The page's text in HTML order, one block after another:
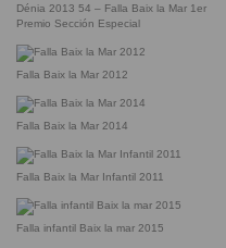
Dénia 2013 54 – Falla Baix la Mar 1er
Premio Sección Especial
Falla Baix la Mar 2012
Falla Baix la Mar 2014
Falla Baix la Mar Infantil 2011
Falla infantil Baix la mar 2015